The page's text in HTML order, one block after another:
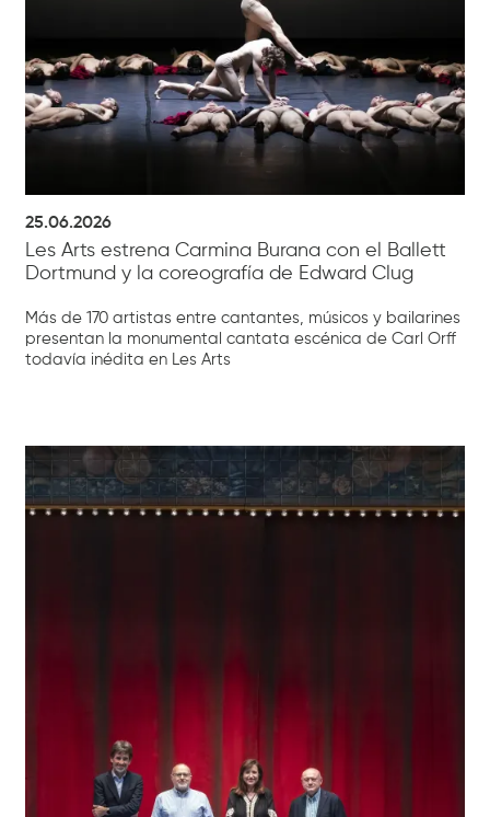
25.06.2026
Les Arts estrena Carmina Burana con el Ballett
Dortmund y la coreografía de Edward Clug
Más de 170 artistas entre cantantes, músicos y bailarines
presentan la monumental cantata escénica de Carl Orff
todavía inédita en Les Arts